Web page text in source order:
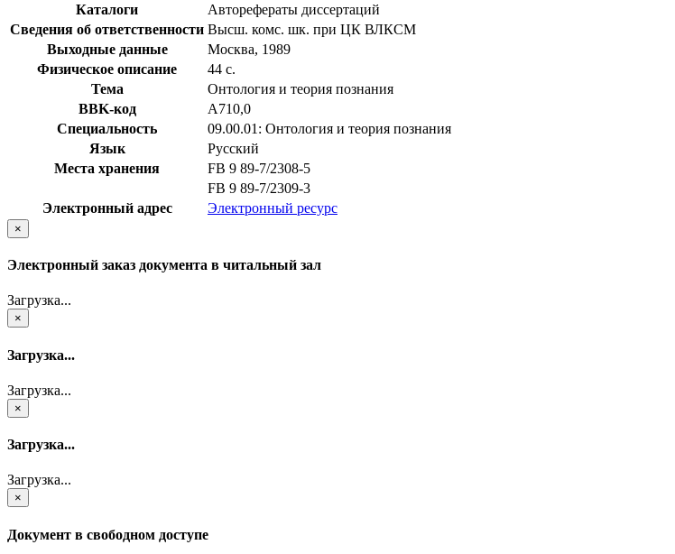
Каталоги
Авторефераты диссертаций
Сведения об ответственности Высш. комс. шк. при ЦК ВЛКСМ
Выходные данные
Москва, 1989
Физическое описание
44 с.
Тема
Онтология и теория познания
BBK-код
А710,0
Специальность
09.00.01: Онтология и теория познания
Язык
Русский
Места хранения
FB 9 89-7/2308-5
FB 9 89-7/2309-3
Электронный адрес
Электронный ресурс
×
Электронный заказ документа в читальный зал
Загрузка...
×
Загрузка...
Загрузка...
×
Загрузка...
Загрузка...
×
Документ в свободном доступе